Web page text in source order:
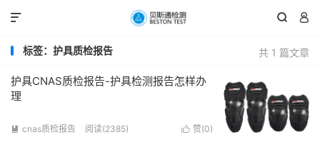
 

共 1 篇文章
标签：护具质检报告
护具CNAS质检报告-护具检测报告怎样办
理
 赞(0)
 cnas质检报告 阅读(2385)